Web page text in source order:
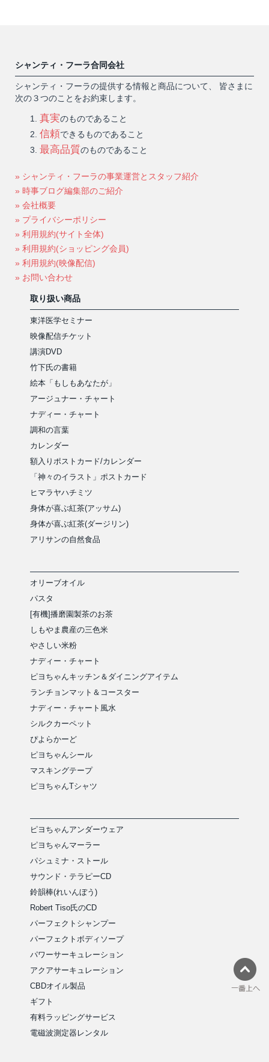
シャンティ・フーラ合同会社
シャンティ・フーラの提供する情報と商品について、 皆さまに
次の３つのことをお約束します。
真実のものであること
信頼できるものであること
最高品質のものであること
» シャンティ・フーラの事業運営とスタッフ紹介
» 時事ブログ編集部のご紹介
» 会社概要
» プライバシーポリシー
» 利用規約(サイト全体)
» 利用規約(ショッピング会員)
» 利用規約(映像配信)
» お問い合わせ
取り扱い商品
東洋医学セミナー
映像配信チケット
講演DVD
竹下氏の書籍
絵本「もしもあなたが」
アージュナー・チャート
ナディー・チャート
調和の言葉
カレンダー
額入りポストカード/カレンダー
「神々のイラスト」ポストカード
ヒマラヤハチミツ
身体が喜ぶ紅茶(アッサム)
身体が喜ぶ紅茶(ダージリン)
アリサンの自然食品
オリーブオイル
パスタ
[有機]播磨園製茶のお茶
しもやま農産の三色米
やさしい米粉
ナディー・チャート
ピヨちゃんキッチン＆ダイニングアイテム
ランチョンマット＆コースター
ナディー・チャート風水
シルクカーペット
ぴよらかーど
ピヨちゃんシール
マスキングテープ
ピヨちゃんTシャツ
ピヨちゃんアンダーウェア
ピヨちゃんマーラー
パシュミナ・ストール
サウンド・テラピーCD
鈴韻棒(れいんぼう)
Robert Tiso氏のCD
パーフェクトシャンプー
パーフェクトボディソープ
パワーサーキュレーション
アクアサーキュレーション
CBDオイル製品
ギフト
有料ラッピングサービス
電磁波測定器レンタル